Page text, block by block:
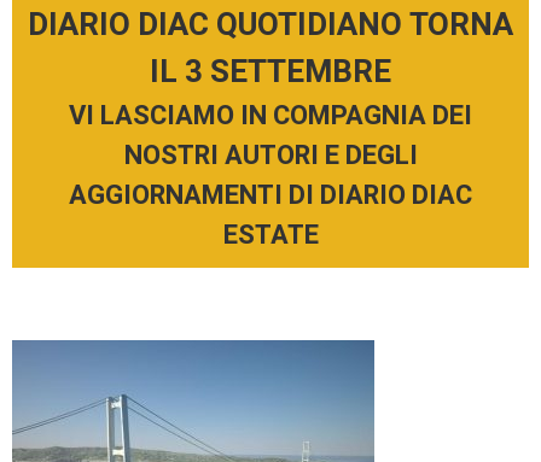
DIARIO DIAC QUOTIDIANO TORNA
IL 3 SETTEMBRE
VI LASCIAMO IN COMPAGNIA DEI
NOSTRI AUTORI E DEGLI
AGGIORNAMENTI DI DIARIO DIAC
ESTATE